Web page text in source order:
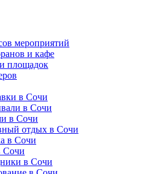
мероприятий
и кафе
площадок
в Сочи
в Сочи
в Сочи
отдых в Сочи
в Сочи
Сочи
в Сочи